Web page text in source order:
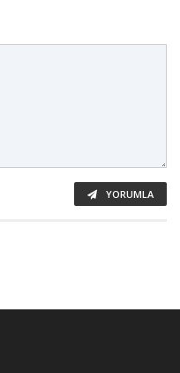
YORUMLA